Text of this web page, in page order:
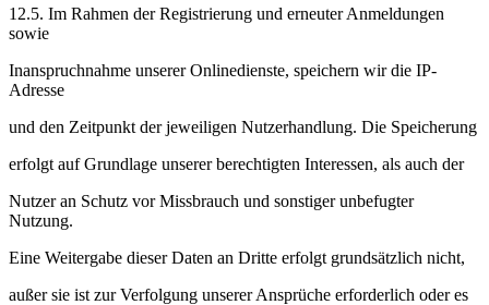
12.5. Im Rahmen der Registrierung und erneuter Anmeldungen
sowie
Inanspruchnahme unserer Onlinedienste, speichern wir die IP-
Adresse
und den Zeitpunkt der jeweiligen Nutzerhandlung. Die Speicherung
erfolgt auf Grundlage unserer berechtigten Interessen, als auch der
Nutzer an Schutz vor Missbrauch und sonstiger unbefugter
Nutzung.
Eine Weitergabe dieser Daten an Dritte erfolgt grundsätzlich nicht,
außer sie ist zur Verfolgung unserer Ansprüche erforderlich oder es